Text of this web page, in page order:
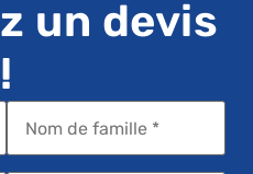
un devis
!